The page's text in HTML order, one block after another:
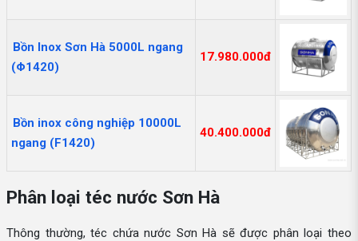
Bồn Inox Sơn Hà 5000L ngang
(Φ1420)
17.980.000đ
Bồn inox công nghiệp 10000L
ngang (F1420)
40.400.000đ
Phân loại téc nước Sơn Hà
Thông thường, téc chứa nước Sơn Hà sẽ được phân loại theo